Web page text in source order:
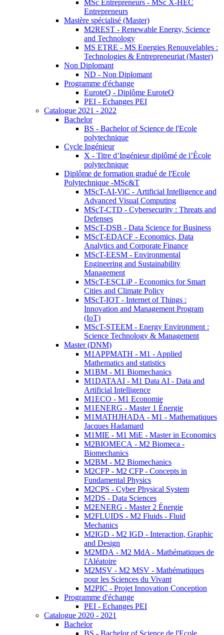
MSc Entrepreneurs - MSc X-HEC
Entrepreneurs
Mastère spécialisé (Master)
M2REST - Renewable Energy, Science
and Technology
MS ETRE - MS Energies Renouvelables :
Technologies & Entrepreneuriat (Master)
Non Diplomant
ND - Non Diplomant
Programme d'échange
EuroteQ - Diplôme EuroteQ
PEI - Echanges PEI
Catalogue 2021 - 2022
Bachelor
BS - Bachelor of Science de l'Ecole
polytechnique
Cycle Ingénieur
X - Titre d’Ingénieur diplômé de l’École
polytechnique
Diplôme de formation gradué de l'Ecole
Polytechnique -MSc&T
MScT-AI-ViC - Artificial Intelligence and
Advanced Visual Computing
MScT-CTD - Cybersecurity : Threats and
Defenses
MScT-DSB - Data Science for Business
MScT-EDACF - Economics, Data
Analytics and Corporate Finance
MScT-EESM - Environmental
Engineering and Sustainability
Management
MScT-ESCLiP - Economics for Smart
Cities and Climate Policy
MScT-IOT - Internet of Things :
Innovation and Management Program
(IoT)
MScT-STEEM - Energy Environment :
Science Technology & Management
Master (DNM)
M1APPMATH - M1 - Applied
Mathematics and statistics
M1BM - M1 Biomechanics
M1DATAAI - M1 Data AI - Data and
Artificial Intelligence
M1ECO - M1 Economie
M1ENERG - Master 1 Énergie
M1MATHJHADA - M1 - Mathematiques
Jacques Hadamard
M1MIE - M1 MiE - Master in Economics
M2BIOMECA - M2 Biomeca -
Biomechanics
M2BM - M2 Biomechanics
M2CFP - M2 CFP - Concepts in
Fundamental Physics
M2CPS - Cyber Physical System
M2DS - Data Sciences
M2ENERG - Master 2 Énergie
M2FLUIDS - M2 Fluids - Fluid
Mechanics
M2IGD - M2 IGD - Interaction, Graphic
and Design
M2MDA - M2 MdA - Mathématiques de
l'Aléatoire
M2MSV - M2 MSV - Mathématiques
pour les Sciences du Vivant
M2PIC - Projet Innovation Conception
Programme d'échange
PEI - Echanges PEI
Catalogue 2020 - 2021
Bachelor
BS - Bachelor of Science de l'Ecole